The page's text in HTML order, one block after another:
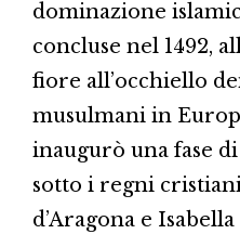
dominazione
concluse nel 1492,
fiore all’occhiello
musulmani in
inaugurò una fase
sotto i regni
d’Aragona e